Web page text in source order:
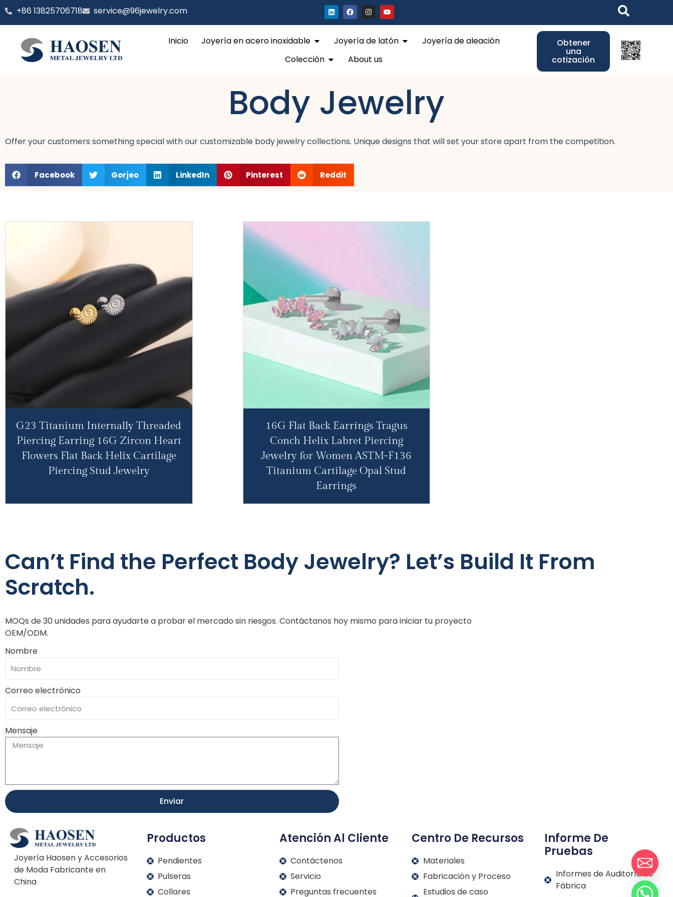
+86 13825706718 service@96jewelry.com L
i
n
d
n
F
a
c
o
k
I
n
s
a
g
a
m
Y
o
u
u
b
Inicio Joyería en acero inoxidable Abrir Stainless Steel Jewelry
Joyería de latón Abrir Brass Jewelry
Joyería de aleación
Colección Abrir Collection
About us
Obtener
una
cotización
Body Jewelry
Offer your customers something special with our customizable body jewelry collections. Unique designs that will set your store apart from the competition.
Facebook Gorjeo LinkedIn Pinterest Reddit
G23 Titanium Internally Threaded
Piercing Earring 16G Zircon Heart
Flowers Flat Back Helix Cartilage
Piercing Stud Jewelry
16G Flat Back Earrings Tragus
Conch Helix Labret Piercing
Jewelry for Women ASTM-F136
Titanium Cartilage Opal Stud
Earrings
Can’t Find the Perfect Body Jewelry? Let’s Build It From
Scratch.
MOQs de 30 unidades para ayudarte a probar el mercado sin riesgos. Contáctanos hoy mismo para iniciar tu proyecto
OEM/ODM.
Nombre
Correo electrónico
Mensaje
Enviar
Joyería Haosen y Accesorios
de Moda Fabricante en
China
Productos
Pendientes
Pulseras
Collares
Atención Al Cliente
Contáctenos
Servicio
Preguntas frecuentes
Centro De Recursos
Materiales
Fabricación y Proceso
Estudios de caso
Informe De
Pruebas
Informes de Auditoría de
Fábrica